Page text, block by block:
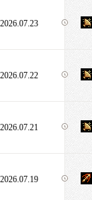
2026.07.23
2026.07.22
2026.07.21
2026.07.19